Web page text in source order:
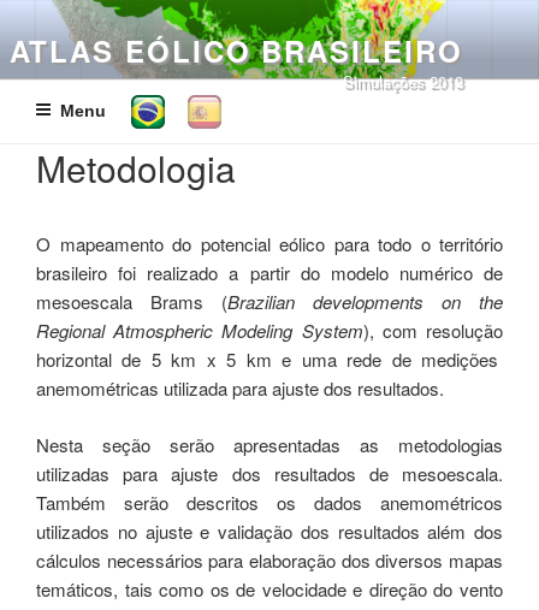
para
conteúdo
ATLAS EÓLICO BRASILEIRO
Simulações 2013
Menu
Metodologia
O mapeamento do potencial eólico para todo o território
brasileiro foi realizado a partir do modelo numérico de
mesoescala Brams (Brazilian developments on the
Regional Atmospheric Modeling System), com resolução
horizontal de 5 km x 5 km e uma rede de medições
anemométricas utilizada para ajuste dos resultados.
Nesta seção serão apresentadas as metodologias
utilizadas para ajuste dos resultados de mesoescala.
Também serão descritos os dados anemométricos
utilizados no ajuste e validação dos resultados além dos
cálculos necessários para elaboração dos diversos mapas
temáticos, tais como os de velocidade e direção do vento